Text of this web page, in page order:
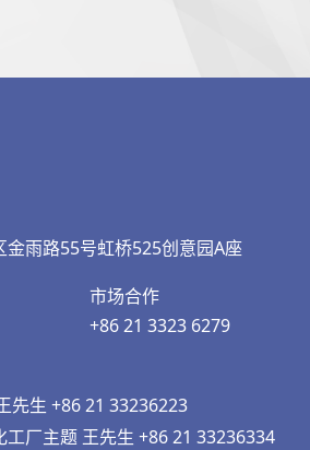
雨路55号虹桥525创意园A座
市场合作
+86 21 3323 6279
先生 +86 21 33236223
厂主题 王先生 +86 21 33236334